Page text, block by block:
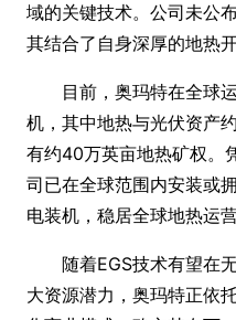
域的关键技术。公司未公
其结合了自身深厚的地热
目前，奥玛特在全球
机，其中地热与光伏资产
有约40万英亩地热矿权。
司已在全球范围内安装或
电装机，稳居全球地热运
随着EGS技术有望在
大资源潜力，奥玛特正依